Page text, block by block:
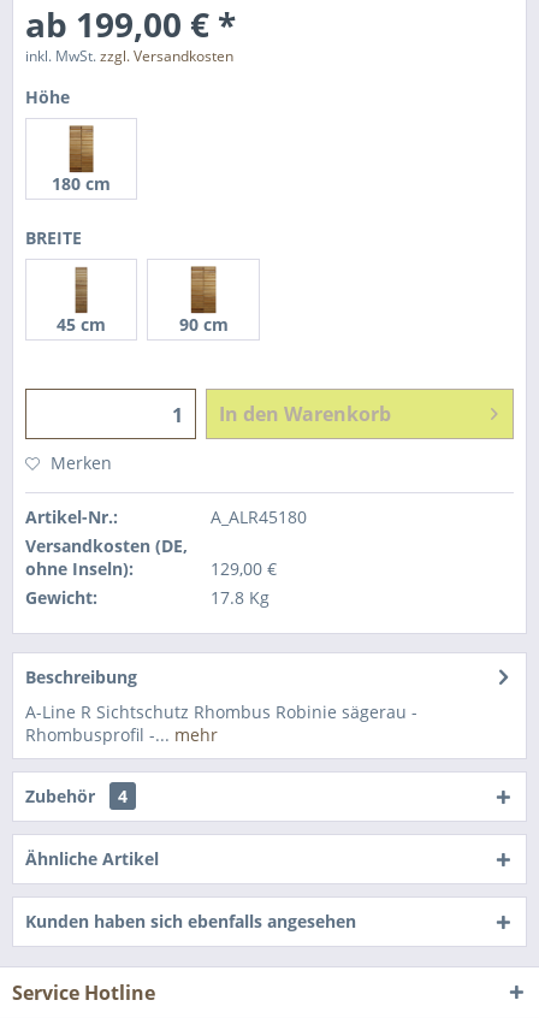
ab 199,00 € *
inkl. MwSt.zzgl. Versandkosten
Höhe
180 cm
BREITE
45 cm 90 cm
In den Warenkorb
Merken
Artikel-Nr.:
A_ALR45180
Versandkosten (DE,
ohne Inseln):
129,00 €
Gewicht:
17.8 Kg
Beschreibung
A-Line R Sichtschutz Rhombus Robinie sägerau -
Rhombusprofil -... mehr
Zubehör 4
Ähnliche Artikel
Kunden haben sich ebenfalls angesehen
Service Hotline